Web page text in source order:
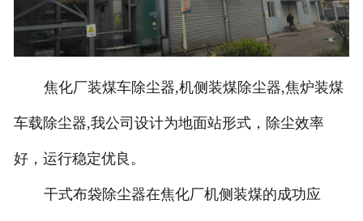
焦化厂装煤车除尘器,机侧装煤除尘器,焦炉装煤
车载除尘器,我公司设计为地面站形式，除尘效率
好，运行稳定优良。
干式布袋除尘器在焦化厂机侧装煤的成功应